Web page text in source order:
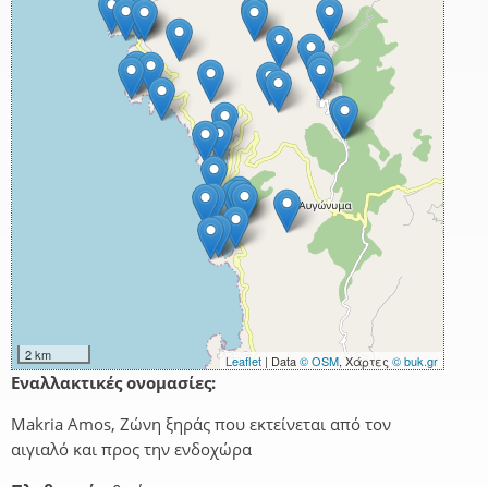
2 km Leaflet | Data© OSM, Χάρτες © buk.gr
Εναλλακτικές ονομασίες:
Makria Amos, Ζώνη ξηράς που εκτείνεται από τον
αιγιαλό και προς την ενδοχώρα